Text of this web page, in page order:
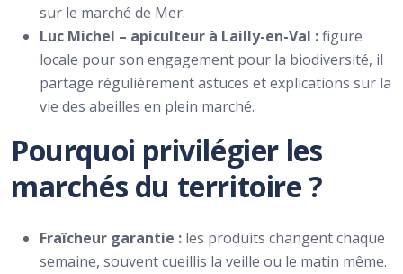
sur le marché de Mer.
Luc Michel – apiculteur à Lailly-en-Val :figure
locale pour son engagement pour la biodiversité, il
partage régulièrement astuces et explications sur la
vie des abeilles en plein marché.
Pourquoi privilégier les
marchés du territoire ?
Fraîcheur garantie : les produits changent chaque
semaine, souvent cueillis la veille ou le matin même.